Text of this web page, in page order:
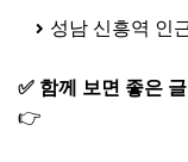
성남 신흥역 인
✅ 함께 보면 좋은 글
👉